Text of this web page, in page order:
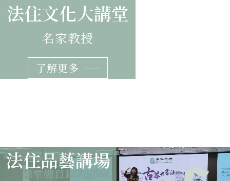
法住文化大講堂
名家教授
了解更多
法住品藝講場
課堂總目錄